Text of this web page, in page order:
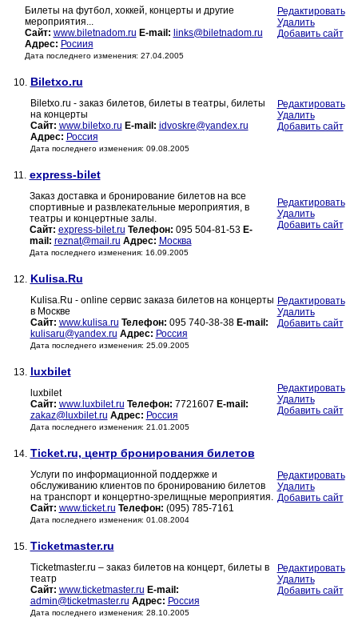
Билеты на футбол, хоккей, концерты и другие
мероприятия...
Сайт: www.biletnadom.ru E-mail: links@biletnadom.ru
Адрес: Росиия
Дата последнего изменения: 27.04.2005
Редактировать
Удалить
Добавить сайт
10. Biletxo.ru
Biletxo.ru - заказ билетов, билеты в театры, билеты
на концерты
Сайт: www.biletxo.ru E-mail: idvoskre@yandex.ru
Адрес: Россия
Дата последнего изменения: 09.08.2005
Редактировать
Удалить
Добавить сайт
11. express-bilet
Заказ доставка и бронирование билетов на все
спортивные и развлекательные мероприятия, в
театры и концертные залы.
Сайт: express-bilet.ru Телефон: 095 504-81-53 E-
mail: reznat@mail.ru Адрес: Москва
Дата последнего изменения: 16.09.2005
Редактировать
Удалить
Добавить сайт
12. Kulisa.Ru
Kulisa.Ru - online сервис заказа билетов на концерты
в Москве
Сайт: www.kulisa.ru Телефон: 095 740-38-38 E-mail:
kulisaru@yandex.ru Адрес: Россия
Дата последнего изменения: 25.09.2005
Редактировать
Удалить
Добавить сайт
13. luxbilet
luxbilet
Сайт: www.luxbilet.ru Телефон: 7721607 E-mail:
zakaz@luxbilet.ru Адрес: Россия
Дата последнего изменения: 21.01.2005
Редактировать
Удалить
Добавить сайт
14. Ticket.ru, центр бронирования билетов
Услуги по информационной поддержке и
обслуживанию клиентов по бронированию билетов
на транспорт и концертно-зрелищные мероприятия.
Сайт: www.ticket.ru Телефон: (095) 785-7161
Дата последнего изменения: 01.08.2004
Редактировать
Удалить
Добавить сайт
15. Ticketmaster.ru
Ticketmaster.ru – заказ билетов на концерт, билеты в
театр
Сайт: www.ticketmaster.ru E-mail:
admin@ticketmaster.ru Адрес: Россия
Дата последнего изменения: 28.10.2005
Редактировать
Удалить
Добавить сайт